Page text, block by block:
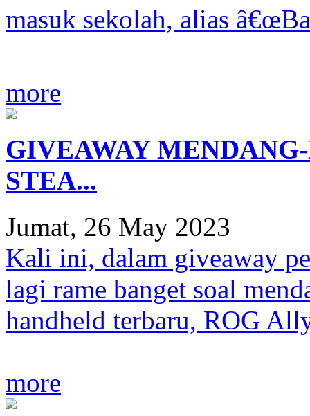
masuk sekolah, alias
more
GIVEAWAY
STEA...
Jumat, 26 May 2023
Kali ini, dalam giveaway
lagi rame banget soal
handheld terbaru, ROG
more